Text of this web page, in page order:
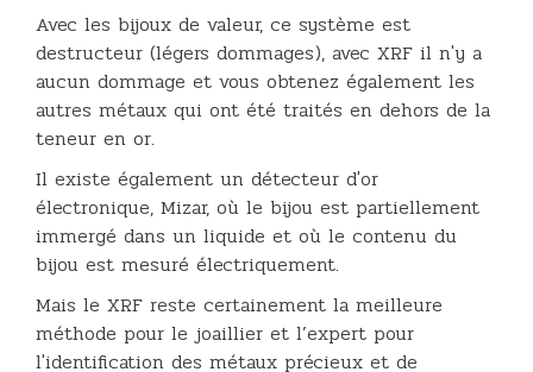
Avec les bijoux de valeur, ce système est
destructeur (légers dommages), avec XRF il n'y a
aucun dommage et vous obtenez également les
autres métaux qui ont été traités en dehors de la
teneur en or.
Il existe également un détecteur d'or
électronique, Mizar, où le bijou est partiellement
immergé dans un liquide et où le contenu du
bijou est mesuré électriquement.
Mais le XRF reste certainement la meilleure
méthode pour le joaillier et l’expert pour
l'identification des métaux précieux et de